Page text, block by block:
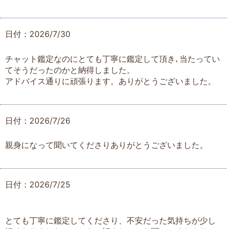
日付：2026/7/30
チャット鑑定なのにとても丁寧に鑑定して頂き､当たってい
てそうだったのかと納得しました。
アドバイス通りに頑張ります。ありがとうございました。
日付：2026/7/26
親身になって聞いてくださりありがとうございました。
日付：2026/7/25
とても丁寧に鑑定してくださり、不安だった気持ちが少し